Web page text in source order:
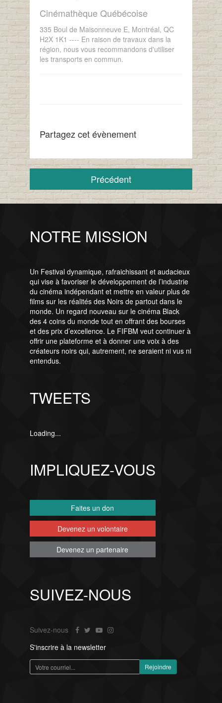
Cinémathèque Québécoise
335 Boul de Maisonneuve E, Montréal, QC
H2X 1K1 ---- En raison de travaux dans la
région, nous vous recommandons d'utiliser
les transports en commun.
Partagez cet évènement
Précédent
NOTRE MISSION
Un Festival dynamique, rafraichissant et audacieux
qui vise à favoriser le développement de l’industrie
du cinéma indépendant et mettre en valeur plus de
films sur les réalités des Noirs de partout dans le
monde. Un regard nouveau sur le cinéma Black
des 4 coins du monde tout en offrant des bourses
et des prix d’excellence. Le FIFBM veut continuer à
offrir une plateforme et à donner une voix à des
créateurs noirs qui, autrement, ne seraient ni vus ni
entendus.
TWEETS
Loading...
IMPLIQUEZ-VOUS
Faites un don
Devenez un volontaire
Devenez un partenaire
SUIVEZ-NOUS
Suivez-nous
S'inscrire à la newsletter